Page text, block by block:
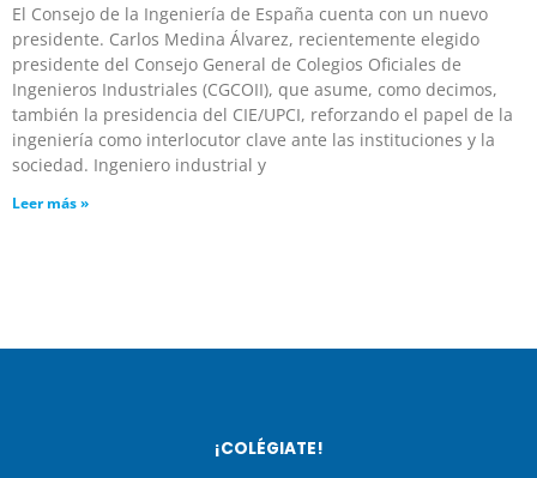
El Consejo de la Ingeniería de España cuenta con un nuevo
presidente. Carlos Medina Álvarez, recientemente elegido
presidente del Consejo General de Colegios Oficiales de
Ingenieros Industriales (CGCOII), que asume, como decimos,
también la presidencia del CIE/UPCI, reforzando el papel de la
ingeniería como interlocutor clave ante las instituciones y la
sociedad. Ingeniero industrial y
Leer más »
¡COLÉGIATE!